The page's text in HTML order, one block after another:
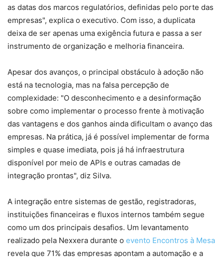
as datas dos marcos regulatórios, definidas pelo porte das
empresas", explica o executivo. Com isso, a duplicata
deixa de ser apenas uma exigência futura e passa a ser
instrumento de organização e melhoria financeira.
Apesar dos avanços, o principal obstáculo à adoção não
está na tecnologia, mas na falsa percepção de
complexidade: "O desconhecimento e a desinformação
sobre como implementar o processo frente à motivação
das vantagens e dos ganhos ainda dificultam o avanço das
empresas. Na prática, já é possível implementar de forma
simples e quase imediata, pois já há infraestrutura
disponível por meio de APIs e outras camadas de
integração prontas", diz Silva.
A integração entre sistemas de gestão, registradoras,
instituições financeiras e fluxos internos também segue
como um dos principais desafios. Um levantamento
realizado pela Nexxera durante o evento Encontros à Mesa
revela que 71% das empresas apontam a automação e a